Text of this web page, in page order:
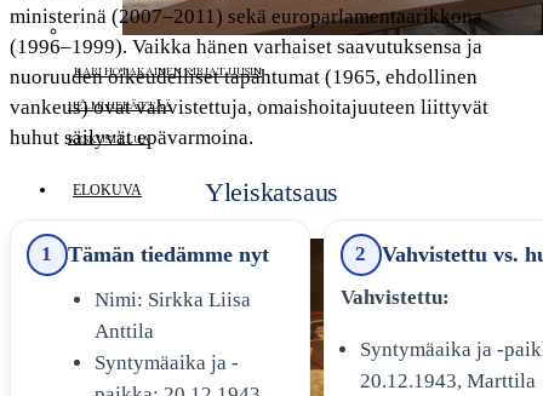
KARI HOTAKAINEN KIRJAT UUSIN
HELMI HERÄTTÄÄ
KESKUSTELUA
ELOKUVA
ministerinä (2007–2011) sekä europarlamentaarikkona
(1996–1999). Vaikka hänen varhaiset saavutuksensa ja
nuoruuden oikeudelliset tapahtumat (1965, ehdollinen
vankeus) ovat vahvistettuja, omaishoitajuuteen liittyvät
huhut säilyvät epävarmoina.
Yleiskatsaus
1 Tämän tiedämme nyt
Nimi: Sirkka Liisa
Anttila
Syntymäaika ja -
2 Vahvistettu vs.
Vahvistettu:
Syntymäaika ja -
20.12.1943, Marttila